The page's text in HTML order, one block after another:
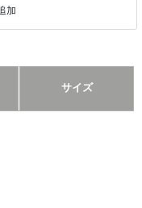
サイズ